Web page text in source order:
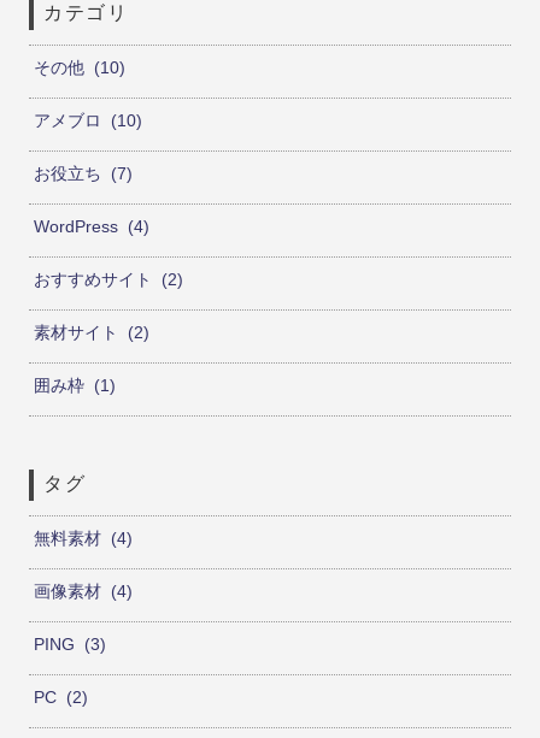
カテゴリ
その他 10
アメブロ 10
お役立ち 7
WordPress 4
おすすめサイト 2
素材サイト 2
囲み枠 1
タグ
無料素材 4
画像素材 4
PING 3
PC 2